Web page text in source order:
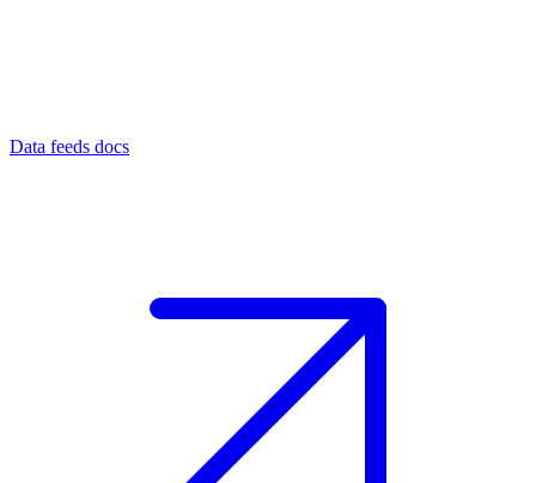
Data feeds docs